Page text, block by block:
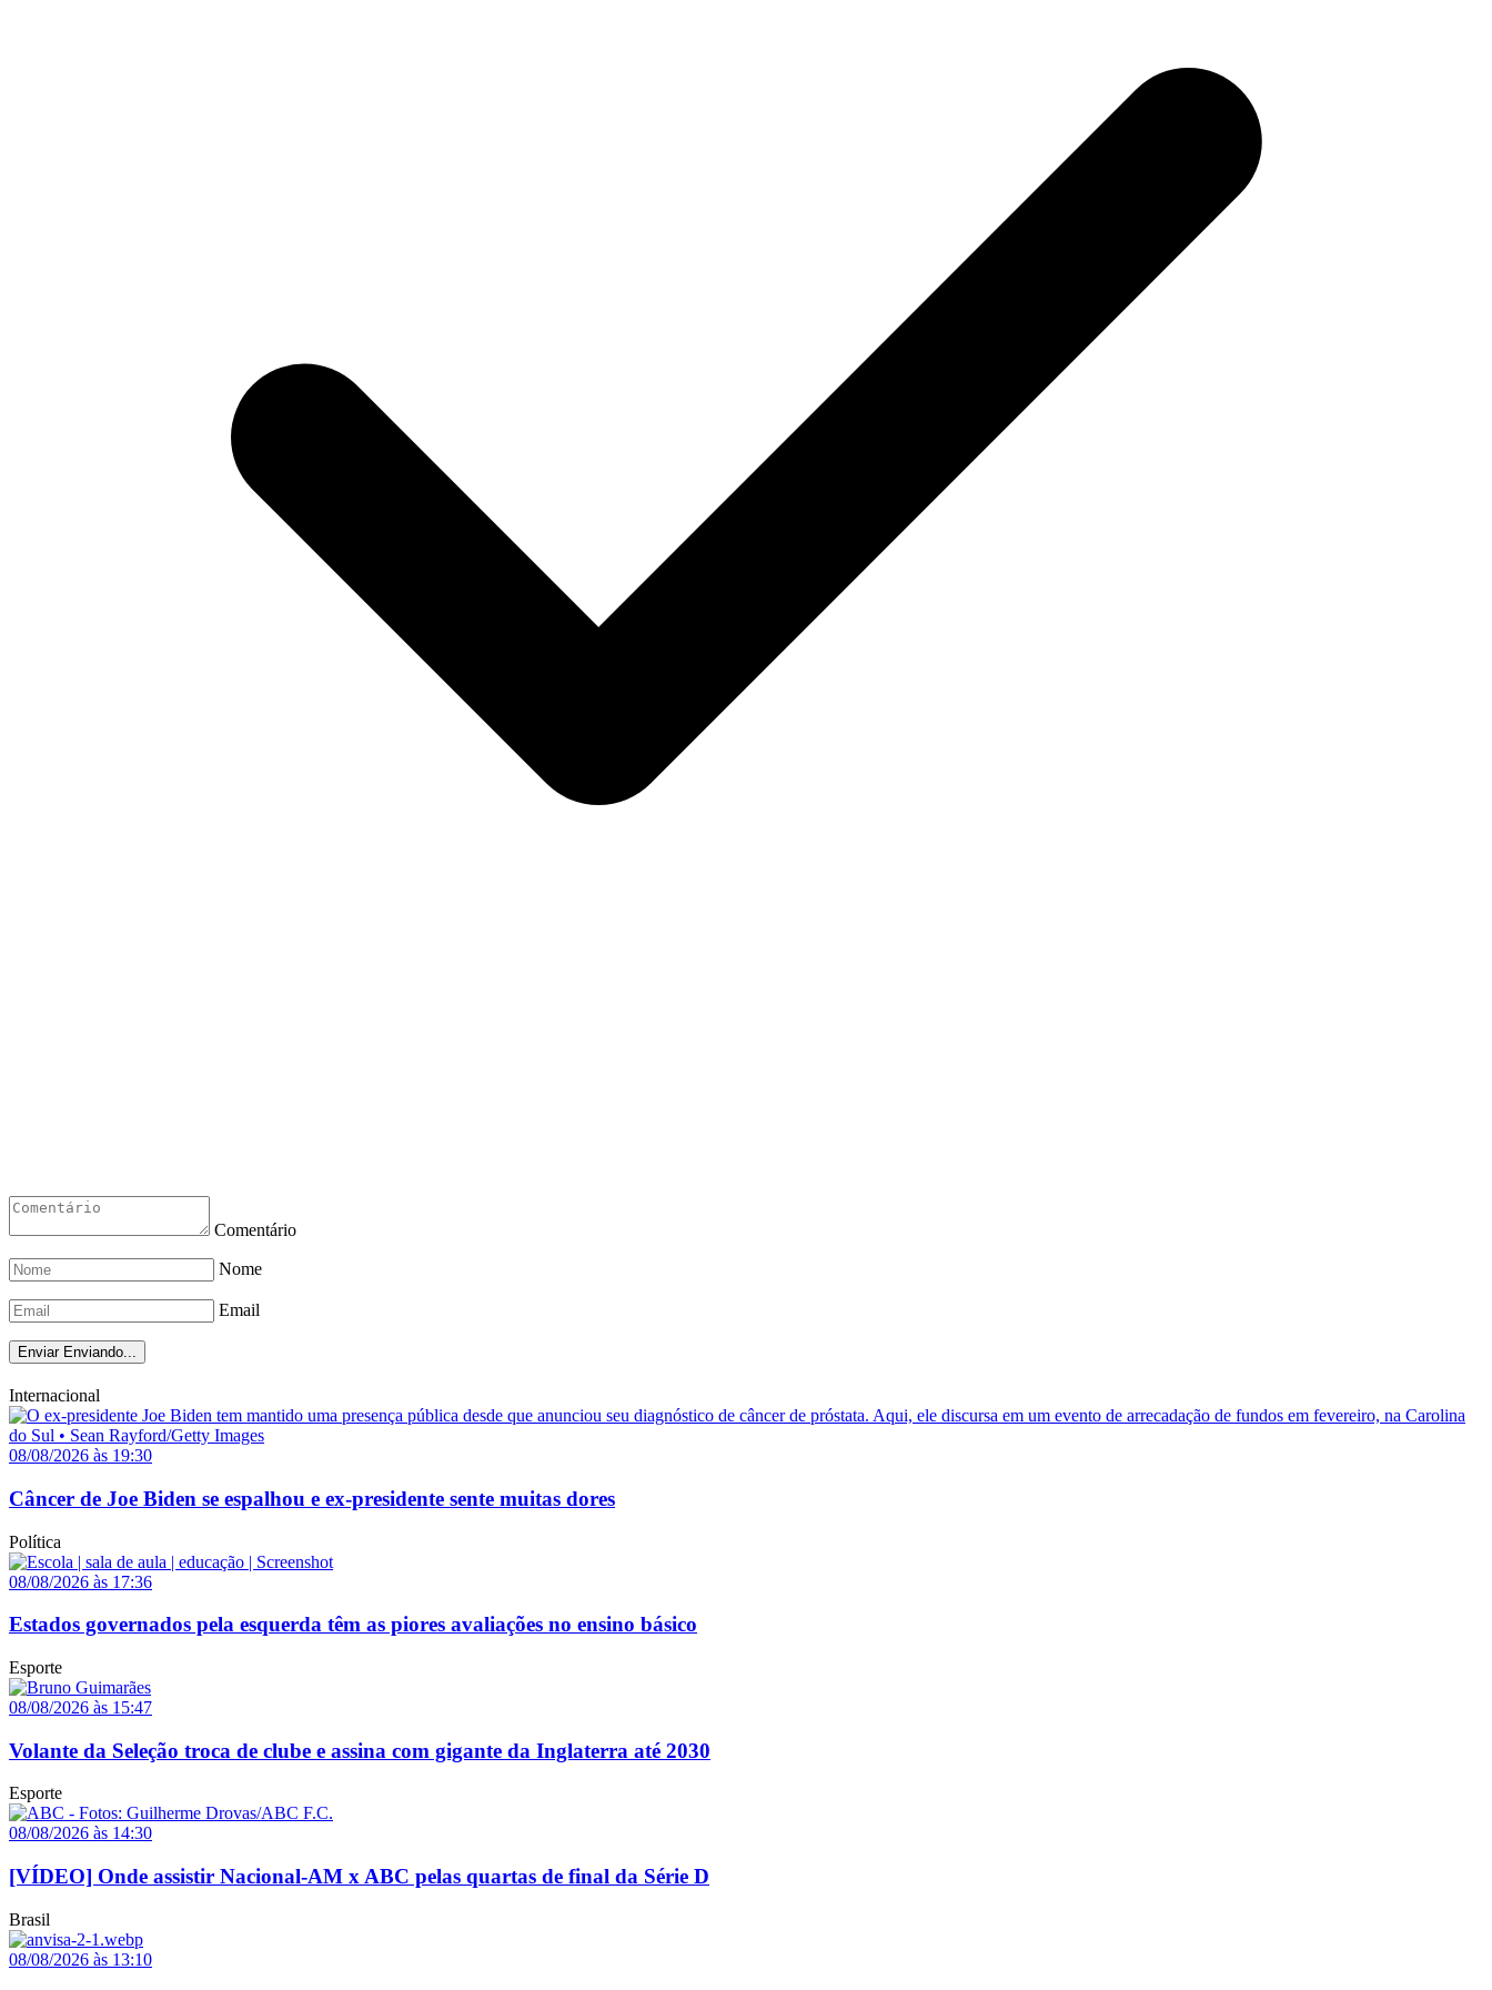
Comentário
Nome
Email
Enviar Enviando...
Internacional
08/08/2026 às 19:30
Câncer de Joe Biden se espalhou e ex-presidente sente muitas dores
Política
08/08/2026 às 17:36
Estados governados pela esquerda têm as piores avaliações no ensino básico
Esporte
08/08/2026 às 15:47
Volante da Seleção troca de clube e assina com gigante da Inglaterra até 2030
Esporte
08/08/2026 às 14:30
[VÍDEO] Onde assistir Nacional-AM x ABC pelas quartas de final da Série D
Brasil
08/08/2026 às 13:10